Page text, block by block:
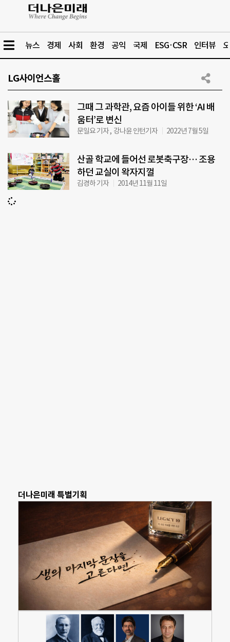
뉴스 경제 사회 환경 공익 국제 ESG·CSR 인터뷰
LG사이언스홀
그때 그 과학관, 요즘 아이들 위한 ‘AI 배
움터’로 변신
문일요 기자 , 강나윤 인턴기자 2022년 7월 5일
산골 학교에 들어선 로봇축구장… 조용
하던 교실이 왁자지껄
김경하 기자 2014년 11월 11일
더나은미래 특별기획